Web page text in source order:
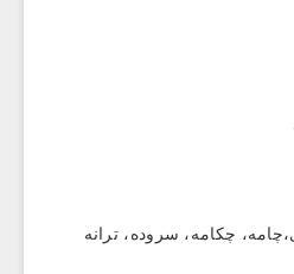
چکامه، سروده، ترانه